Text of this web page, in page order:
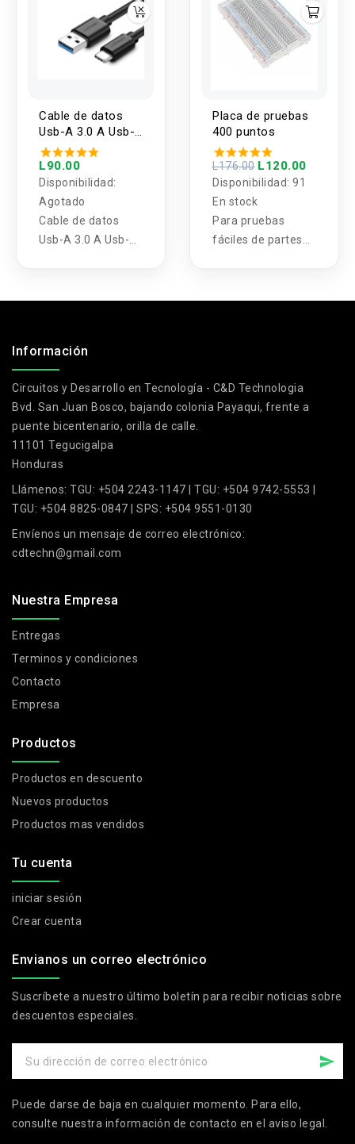
rango.
Cable de datos
Usb-A 3.0 A Usb-
C 0.5M Ugreen
L90.00
Disponibilidad:
Agotado
Cable de datos
Usb-A 3.0 A Usb-C
Placa de pruebas
400 puntos
L176.00 L120.00
Disponibilidad: 91
En stock
Para pruebas
fáciles de partes
Información
Circuitos y Desarrollo en Tecnología - C&D Technologia
Bvd. San Juan Bosco, bajando colonia Payaqui, frente a
puente bicentenario, orilla de calle.
11101 Tegucigalpa
Honduras
Llámenos: TGU: +504 2243-1147 | TGU: +504 9742-5553 |
TGU: +504 8825-0847 | SPS: +504 9551-0130
Envíenos un mensaje de correo electrónico:
cdtechn@gmail.com
Nuestra Empresa
Entregas
Terminos y condiciones
Contacto
Empresa
Productos
Productos en descuento
Nuevos productos
Productos mas vendidos
Tu cuenta
iniciar sesión
Crear cuenta
Envianos un correo electrónico
Suscríbete a nuestro último boletín para recibir noticias sobre
descuentos especiales.
Puede darse de baja en cualquier momento. Para ello,
consulte nuestra información de contacto en el aviso legal.